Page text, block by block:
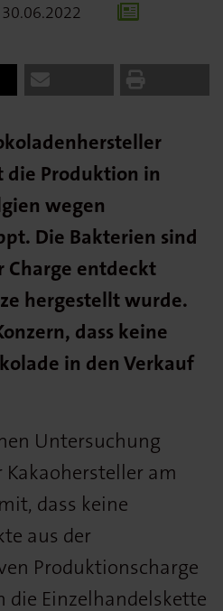
30.06.2022
die Produktion in
wegen
Die Bakterien sind
Charge entdeckt
hergestellt wurde.
dass keine
in den Verkauf
Untersuchung
am
dass keine
aus der
Produktionscharge
die Einzelhandelskette